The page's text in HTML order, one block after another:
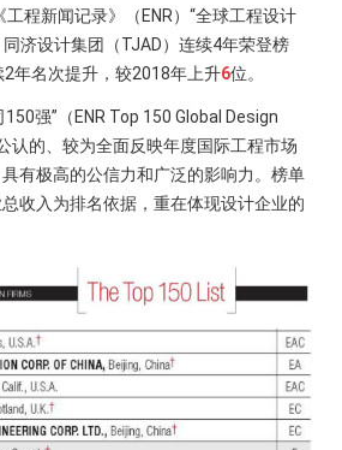
程新闻记录》（ENR）“全球工程设计
济设计集团（TJAD）连续4年荣登榜
2年名次提升，较2018年上升6位。
150强”（ENR Top 150 Global Design
认的、较为全面反映年度国际工程市场
有极高的公信力和广泛的影响力。榜单
收入为排名依据，重在体现设计企业的